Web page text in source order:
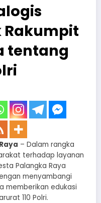
Rakumpit
tentang
– Dalam rangka
terhadap layanan
Palangka Raya
menyambangi
memberikan edukasi
110 Polri.